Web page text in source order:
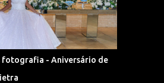
- Aniversário de